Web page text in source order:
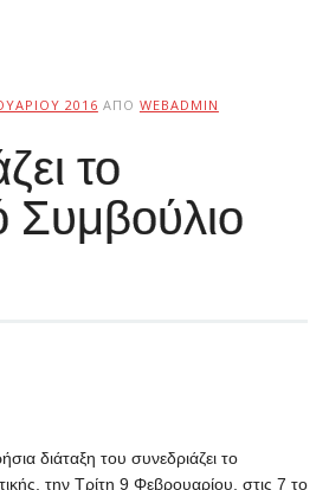
2016 ΑΠΌ WEBADMIN
το
Συμβούλιο
διάταξη του συνεδριάζει το
την Τρίτη 9 Φεβρουαρίου, στις 7 το